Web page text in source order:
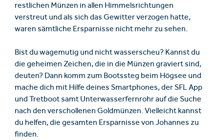
restlichen Münzen in allen Himmelsrichtungen
verstreut und als sich das Gewitter verzogen hatte,
waren sämtliche Ersparnisse nicht mehr zu sehen.
Bist du wagemutig und nicht wasserscheu? Kannst du
die geheimen Zeichen, die in die Münzen graviert sind,
deuten? Dann komm zum Bootssteg beim Högsee und
mache dich mit Hilfe deines Smartphones, der SFL App
und Tretboot samt Unterwasserfernrohr auf die Suche
nach den verschollenen Goldmünzen. Vielleicht kannst
du helfen, die gesamten Ersparnisse von Johannes zu
finden.